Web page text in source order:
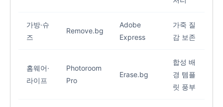
가방·슈
즈
Remove.bg
Adobe
Express
가죽 질
감 보존
홈웨어·
라이프
Photoroom
Pro
Erase.bg
합성 배
경 템플
릿 풍부